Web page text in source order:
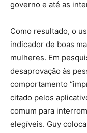
governo e até as
Como resultado, o
indicador de boas
mulheres. Em
desaprovação às
comportamento
citado pelos
comum para
elegíveis. Guy